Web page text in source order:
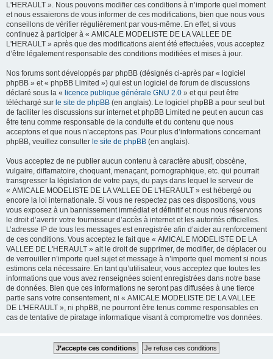
L'HERAULT ». Nous pouvons modifier ces conditions à n’importe quel moment
et nous essaierons de vous informer de ces modifications, bien que nous vous
conseillons de vérifier régulièrement par vous-même. En effet, si vous
continuez à participer à « AMICALE MODELISTE DE LA VALLEE DE
L'HERAULT » après que des modifications aient été effectuées, vous acceptez
d’être légalement responsable des conditions modifiées et mises à jour.
Nos forums sont développés par phpBB (désignés ci-après par « logiciel
phpBB » et « phpBB Limited ») qui est un logiciel de forum de discussions
déclaré sous la « licence publique générale GNU 2.0 » et qui peut être
téléchargé sur le site de phpBB (en anglais). Le logiciel phpBB a pour seul but
de faciliter les discussions sur internet et phpBB Limited ne peut en aucun cas
être tenu comme responsable de la conduite et du contenu que nous
acceptons et que nous n’acceptons pas. Pour plus d’informations concernant
phpBB, veuillez consulter le site de phpBB (en anglais).
Vous acceptez de ne publier aucun contenu à caractère abusif, obscène,
vulgaire, diffamatoire, choquant, menaçant, pornographique, etc. qui pourrait
transgresser la législation de votre pays, du pays dans lequel le serveur de
« AMICALE MODELISTE DE LA VALLEE DE L'HERAULT » est hébergé ou
encore la loi internationale. Si vous ne respectez pas ces dispositions, vous
vous exposez à un bannissement immédiat et définitif et nous nous réservons
le droit d’avertir votre fournisseur d’accès à internet et les autorités officielles.
L’adresse IP de tous les messages est enregistrée afin d’aider au renforcement
de ces conditions. Vous acceptez le fait que « AMICALE MODELISTE DE LA
VALLEE DE L'HERAULT » ait le droit de supprimer, de modifier, de déplacer ou
de verrouiller n’importe quel sujet et message à n’importe quel moment si nous
estimons cela nécessaire. En tant qu’utilisateur, vous acceptez que toutes les
informations que vous avez renseignées soient enregistrées dans notre base
de données. Bien que ces informations ne seront pas diffusées à une tierce
partie sans votre consentement, ni « AMICALE MODELISTE DE LA VALLEE
DE L'HERAULT », ni phpBB, ne pourront être tenus comme responsables en
cas de tentative de piratage informatique visant à compromettre vos données.